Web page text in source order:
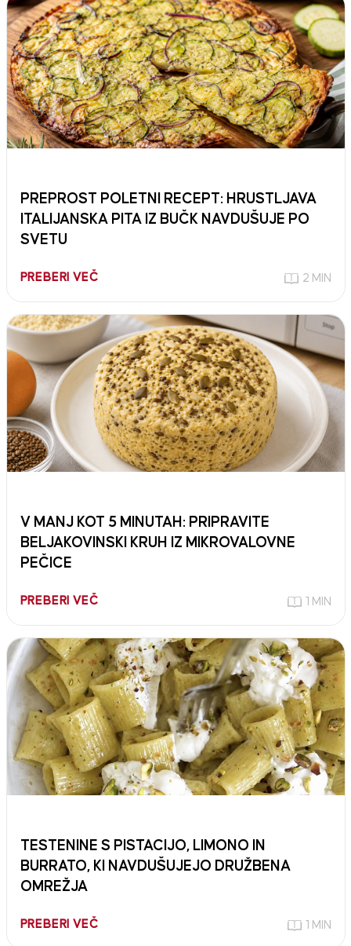
PREPROST POLETNI RECEPT: HRUSTLJAVA
ITALIJANSKA PITA IZ BUČK NAVDUŠUJE PO
SVETU
PREBERI VEČ 2 MIN
V MANJ KOT 5 MINUTAH: PRIPRAVITE
BELJAKOVINSKI KRUH IZ MIKROVALOVNE
PEČICE
PREBERI VEČ 1 MIN
TESTENINE S PISTACIJO, LIMONO IN
BURRATO, KI NAVDUŠUJEJO DRUŽBENA
OMREŽJA
PREBERI VEČ 1 MIN